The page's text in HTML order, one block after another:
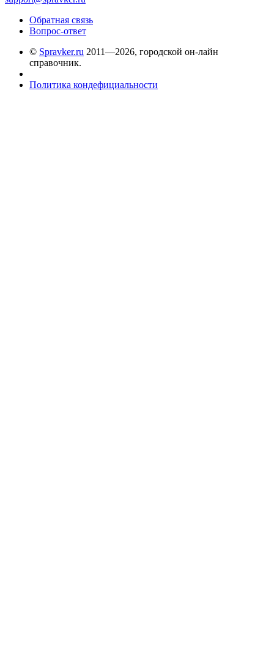
Обратная связь
Вопрос-ответ
© Spravker.ru 2011—2026, городской он-лайн
справочник.
Политика кондефициальности